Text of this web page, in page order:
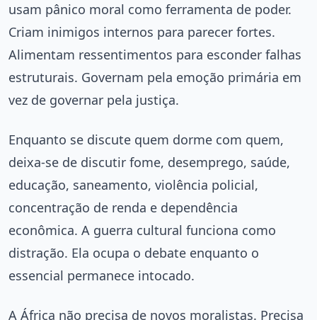
usam pânico moral como ferramenta de poder.
Criam inimigos internos para parecer fortes.
Alimentam ressentimentos para esconder falhas
estruturais. Governam pela emoção primária em
vez de governar pela justiça.
Enquanto se discute quem dorme com quem,
deixa-se de discutir fome, desemprego, saúde,
educação, saneamento, violência policial,
concentração de renda e dependência
econômica. A guerra cultural funciona como
distração. Ela ocupa o debate enquanto o
essencial permanece intocado.
A África não precisa de novos moralistas. Precisa